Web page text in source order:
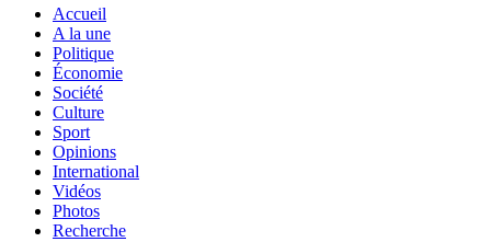
Accueil
A la une
Politique
Économie
Société
Culture
Sport
Opinions
International
Vidéos
Photos
Recherche